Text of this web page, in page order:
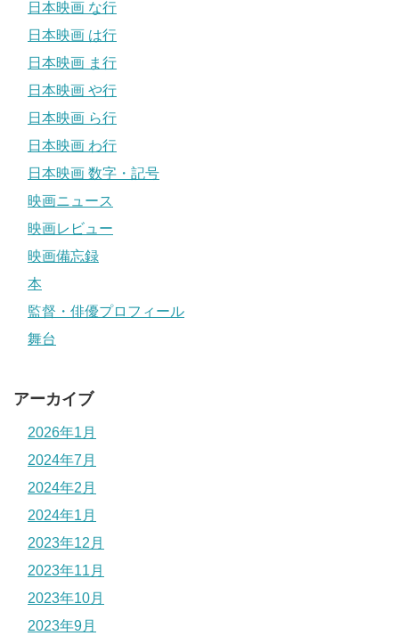
日本映画 な行
日本映画 は行
日本映画 ま行
日本映画 や行
日本映画 ら行
日本映画 わ行
日本映画 数字・記号
映画ニュース
映画レビュー
映画備忘録
本
監督・俳優プロフィール
舞台
アーカイブ
2026年1月
2024年7月
2024年2月
2024年1月
2023年12月
2023年11月
2023年10月
2023年9月